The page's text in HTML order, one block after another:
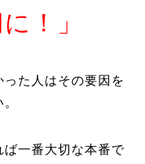
！」
た人はその要因を
ば一番大切な本番で